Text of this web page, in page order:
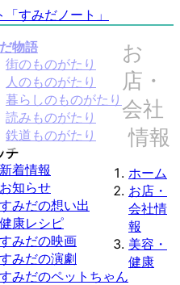
物語
街のものがたり
人のものがたり
暮らしのものがたり
読みものがたり
鉄道ものがたり
チ
新着情報
お知らせ
すみだの想い出
健康レシピ
すみだの映画
すみだの演劇
すみだのペットちゃん
お
店・
会社
情報
ホーム
お店・
会社情
報
美容・
健康